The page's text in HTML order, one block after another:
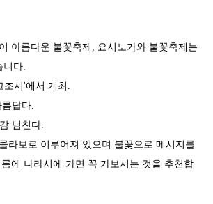
아름다운 불꽃축제, 요시노가와 불꽃축제는
니다.
조시'에서 개최.
름답다.
넘친다.
라보로 이루어져 있으며 불꽃으로 메시지를
에 나라시에 가면 꼭 가보시는 것을 추천합